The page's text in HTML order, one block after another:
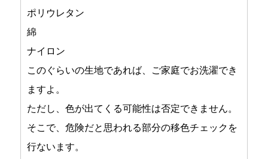
ポリウレタン
綿
ナイロン
このぐらいの生地であれば、ご家庭でお洗濯でき
ますよ。
ただし、色が出てくる可能性は否定できません。
そこで、危険だと思われる部分の移色チェックを
行ないます。